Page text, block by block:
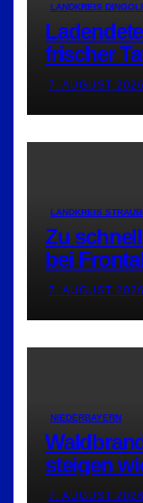
LANDKREIS
frischer
7. AUGUST 2026
LANDKREIS
Zu
bei
7. AUGUST 2026
NIEDERBAYERN
steigen
7. AUGUST 2026